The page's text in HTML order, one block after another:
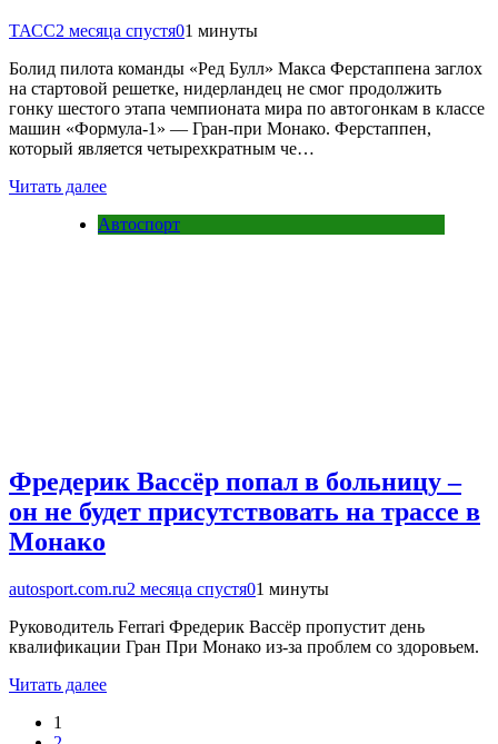
ТАСС2 месяца спустя01 минуты
Болид пилота команды «Ред Булл» Макса Ферстаппена заглох
на стартовой решетке, нидерландец не смог продолжить
гонку шестого этапа чемпионата мира по автогонкам в классе
машин «Формула-1» — Гран-при Монако. Ферстаппен,
который является четырехкратным че…
Читать далее
Автоспорт
Фредерик Вассёр попал в больницу –
он не будет присутствовать на трассе в
Монако
autosport.com.ru2 месяца спустя01 минуты
Руководитель Ferrari Фредерик Вассёр пропустит день
квалификации Гран При Монако из-за проблем со здоровьем.
Читать далее
1